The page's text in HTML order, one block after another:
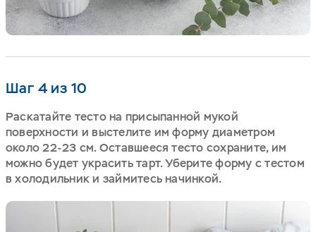
Шаг 4 из 10
Раскатайте тесто на присыпанной мукой
поверхности и выстелите им форму диаметром
около 22-23 см. Оставшееся тесто сохраните, им
можно будет украсить тарт. Уберите форму с тестом
в холодильник и займитесь начинкой.